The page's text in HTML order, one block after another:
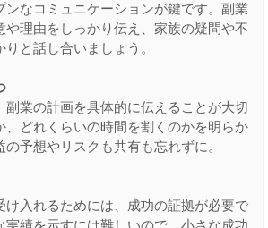
なコミュニケーションが鍵です。副業
や理由をしっかり伝え、家族の疑問や不
と話し合いましょう。
業の計画を具体的に伝えることが大切
、どれくらいの時間を割くのかを明らか
予想やリスクも共有も忘れずに。
入れるためには、成功の証拠が必要で